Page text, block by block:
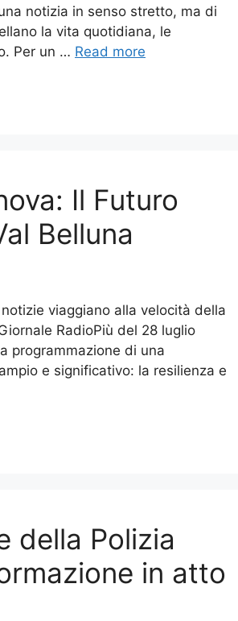
notizia in senso stretto, ma di
la vita quotidiana, le
Per un … Read more
Il Futuro
Belluna
viaggiano alla velocità della
RadioPiù del 28 luglio
programmazione di una
e significativo: la resilienza e
della Polizia
in atto